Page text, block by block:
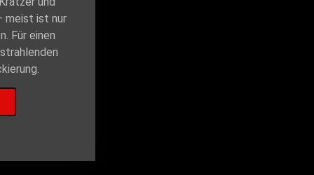
meist ist nur
Für einen